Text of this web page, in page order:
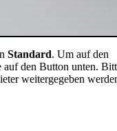
Standard. Um auf den
den Button unten.
weitergegeben